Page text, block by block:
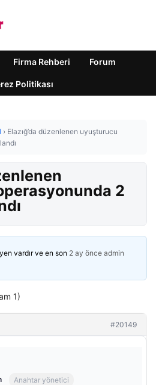
Firma Rehberi Forum
Politikası
› Elazığ’da düzenlenen uyuşturucu
2
vardır ve en son 2 ay önce admin
1)
#20149
Anahtar yönetici